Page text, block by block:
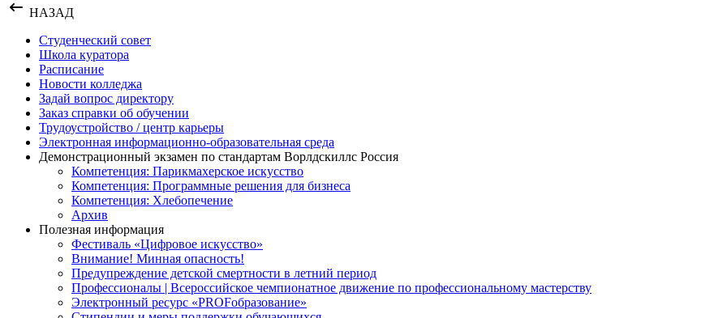
НАЗАД
Студенческий совет
Школа куратора
Расписание
Новости колледжа
Задай вопрос директору
Заказ справки об обучении
Трудоустройство / центр карьеры
Электронная информационно-образовательная среда
Демонстрационный экзамен по стандартам Ворлдскиллс Россия
Компетенция: Парикмахерское искусство
Компетенция: Программные решения для бизнеса
Компетенция: Хлебопечение
Архив
Полезная информация
Фестиваль «Цифровое искусство»
Внимание! Минная опасность!
Предупреждение детской смертности в летний период
Профессионалы | Всероссийское чемпионатное движение по профессиональному мастерству
Электронный ресурс «PROFобразование»